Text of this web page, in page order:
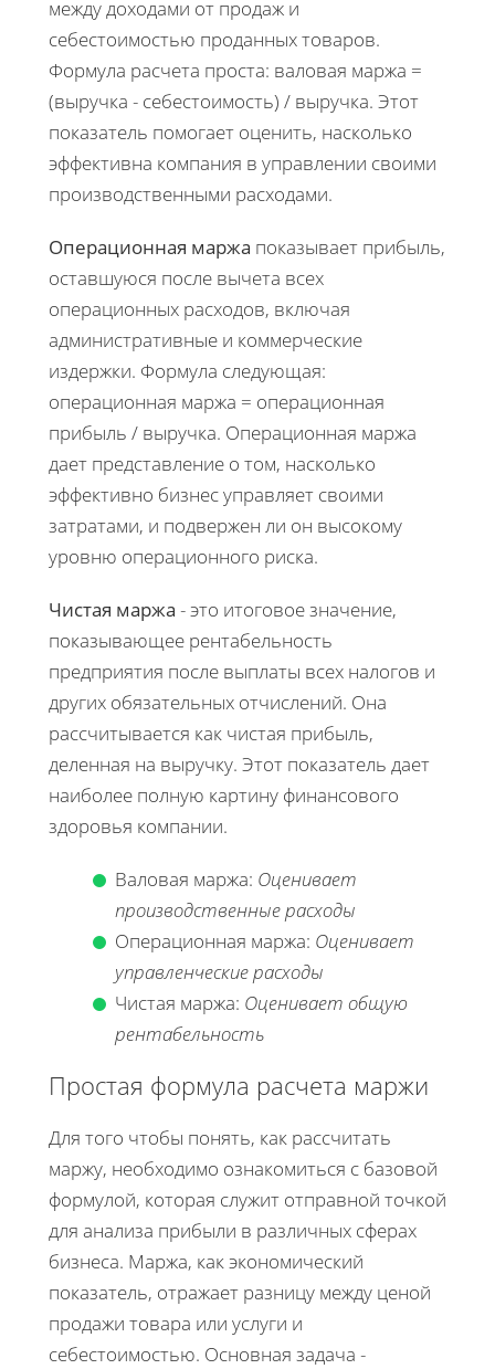
между доходами от продаж и
себестоимостью проданных товаров.
Формула расчета проста: валовая маржа =
(выручка - себестоимость) / выручка. Этот
показатель помогает оценить, насколько
эффективна компания в управлении своими
производственными расходами.
Операционная маржа показывает прибыль,
оставшуюся после вычета всех
операционных расходов, включая
административные и коммерческие
издержки. Формула следующая:
операционная маржа = операционная
прибыль / выручка. Операционная маржа
дает представление о том, насколько
эффективно бизнес управляет своими
затратами, и подвержен ли он высокому
уровню операционного риска.
Чистая маржа - это итоговое значение,
показывающее рентабельность
предприятия после выплаты всех налогов и
других обязательных отчислений. Она
рассчитывается как чистая прибыль,
деленная на выручку. Этот показатель дает
наиболее полную картину финансового
здоровья компании.
Валовая маржа: Оценивает
производственные расходы
Операционная маржа: Оценивает
управленческие расходы
Чистая маржа: Оценивает общую
рентабельность
Простая формула расчета маржи
Для того чтобы понять, как рассчитать
маржу, необходимо ознакомиться с базовой
формулой, которая служит отправной точкой
для анализа прибыли в различных сферах
бизнеса. Маржа, как экономический
показатель, отражает разницу между ценой
продажи товара или услуги и
себестоимостью. Основная задача -